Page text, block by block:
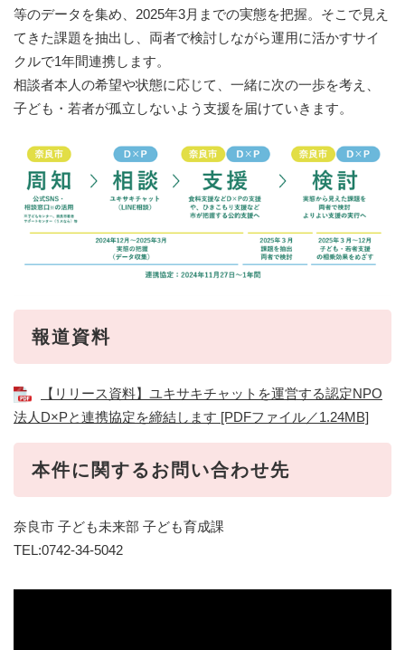
等のデータを集め、2025年3月までの実態を把握。そこで見え
てきた課題を抽出し、両者で検討しながら運用に活かすサイ
クルで1年間連携します。
相談者本人の希望や状態に応じて、一緒に次の一歩を考え、
子ども・若者が孤立しないよう支援を届けていきます。
報道資料
【リリース資料】ユキサキチャットを運営する認定NPO
法人D×Pと連携協定を締結します [PDFファイル／1.24MB]
本件に関するお問い合わせ先
奈良市 子ども未来部 子ども育成課
TEL:0742-34-5042